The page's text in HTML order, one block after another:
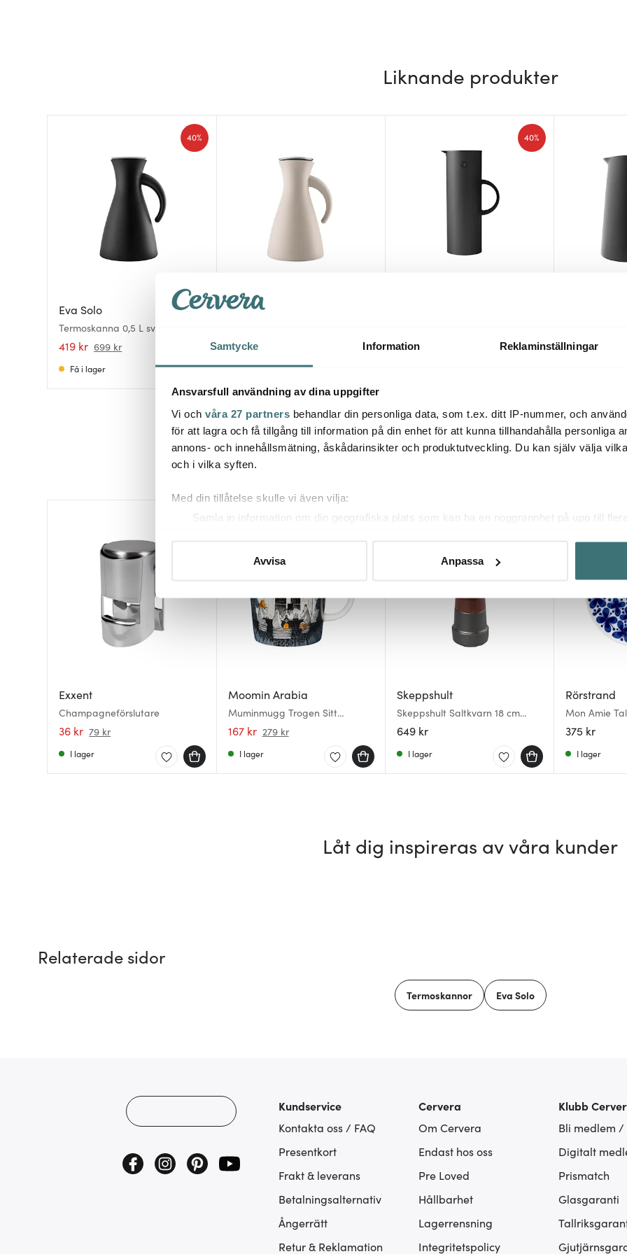
Samtycke Information Reklaminställningar
Ansvarsfull användning av dina uppgifter
Vi och våra 27 partners behandlar din personliga data, som t.ex. ditt IP-nummer, och
för att lagra och få tillgång till information på din enhet för att kunna tillhandahålla personliga
annons- och innehållsmätning, åskådarinsikter och produktutveckling. Du kan själv välja
och i vilka syften.
Med din tillåtelse skulle vi även vilja:
Samla in information om din geografiska plats som kan ha en noggrannhet på upp till
eller dra tillbaka ditt samtycke när som helst från cookie-förklaringen.
Vi använder cookies för att innehållet och annonserna ska anpassas efter det som vi tror
att vi kan analysera vår trafik och göra hemsidan ännu bättre. Du bestämmer själv vilka
Avvisa Anpassa
Liknande produkter
Eva Solo
Termoskanna 0,5 L svart
419 kr 699 kr
40%
Få i lager
Eva Solo
699 kr
I lager
569 kr
40%
400 kr
Du kanske också gillar
Exxent
Champagneförslutare
36 kr 79 kr
I lager
Moomin Arabia
Muminmugg Trogen Sitt
Ursprung
167 kr 279 kr
I lager
Skeppshult
Skeppshult Saltkvarn 18 cm
Brun bok
649 kr
I lager
Rörstrand
Mon Amie
375 kr
I lager
Låt dig inspireras av våra kunder
Relaterade sidor
Termoskannor Eva Solo
Kundservice
Kontakta oss / FAQ
Presentkort
Frakt & leverans
Betalningsalternativ
Ångerrätt
Retur & Reklamation
Cervera
Om Cervera
Endast hos oss
Pre Loved
Hållbarhet
Lagerrensning
Integritetspolicy
Klubb
Bli medlem /
Digitalt
Prismatch
Glasgaranti